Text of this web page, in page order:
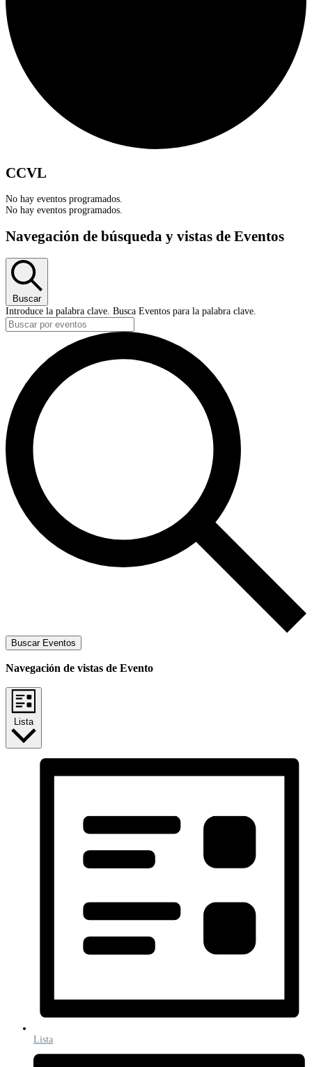
CCVL
No hay eventos programados.
No hay eventos programados.
Navegación de búsqueda y vistas de Eventos
Buscar
Introduce la palabra clave. Busca Eventos para la palabra clave.
Buscar Eventos
Navegación de vistas de Evento
Lista
Lista